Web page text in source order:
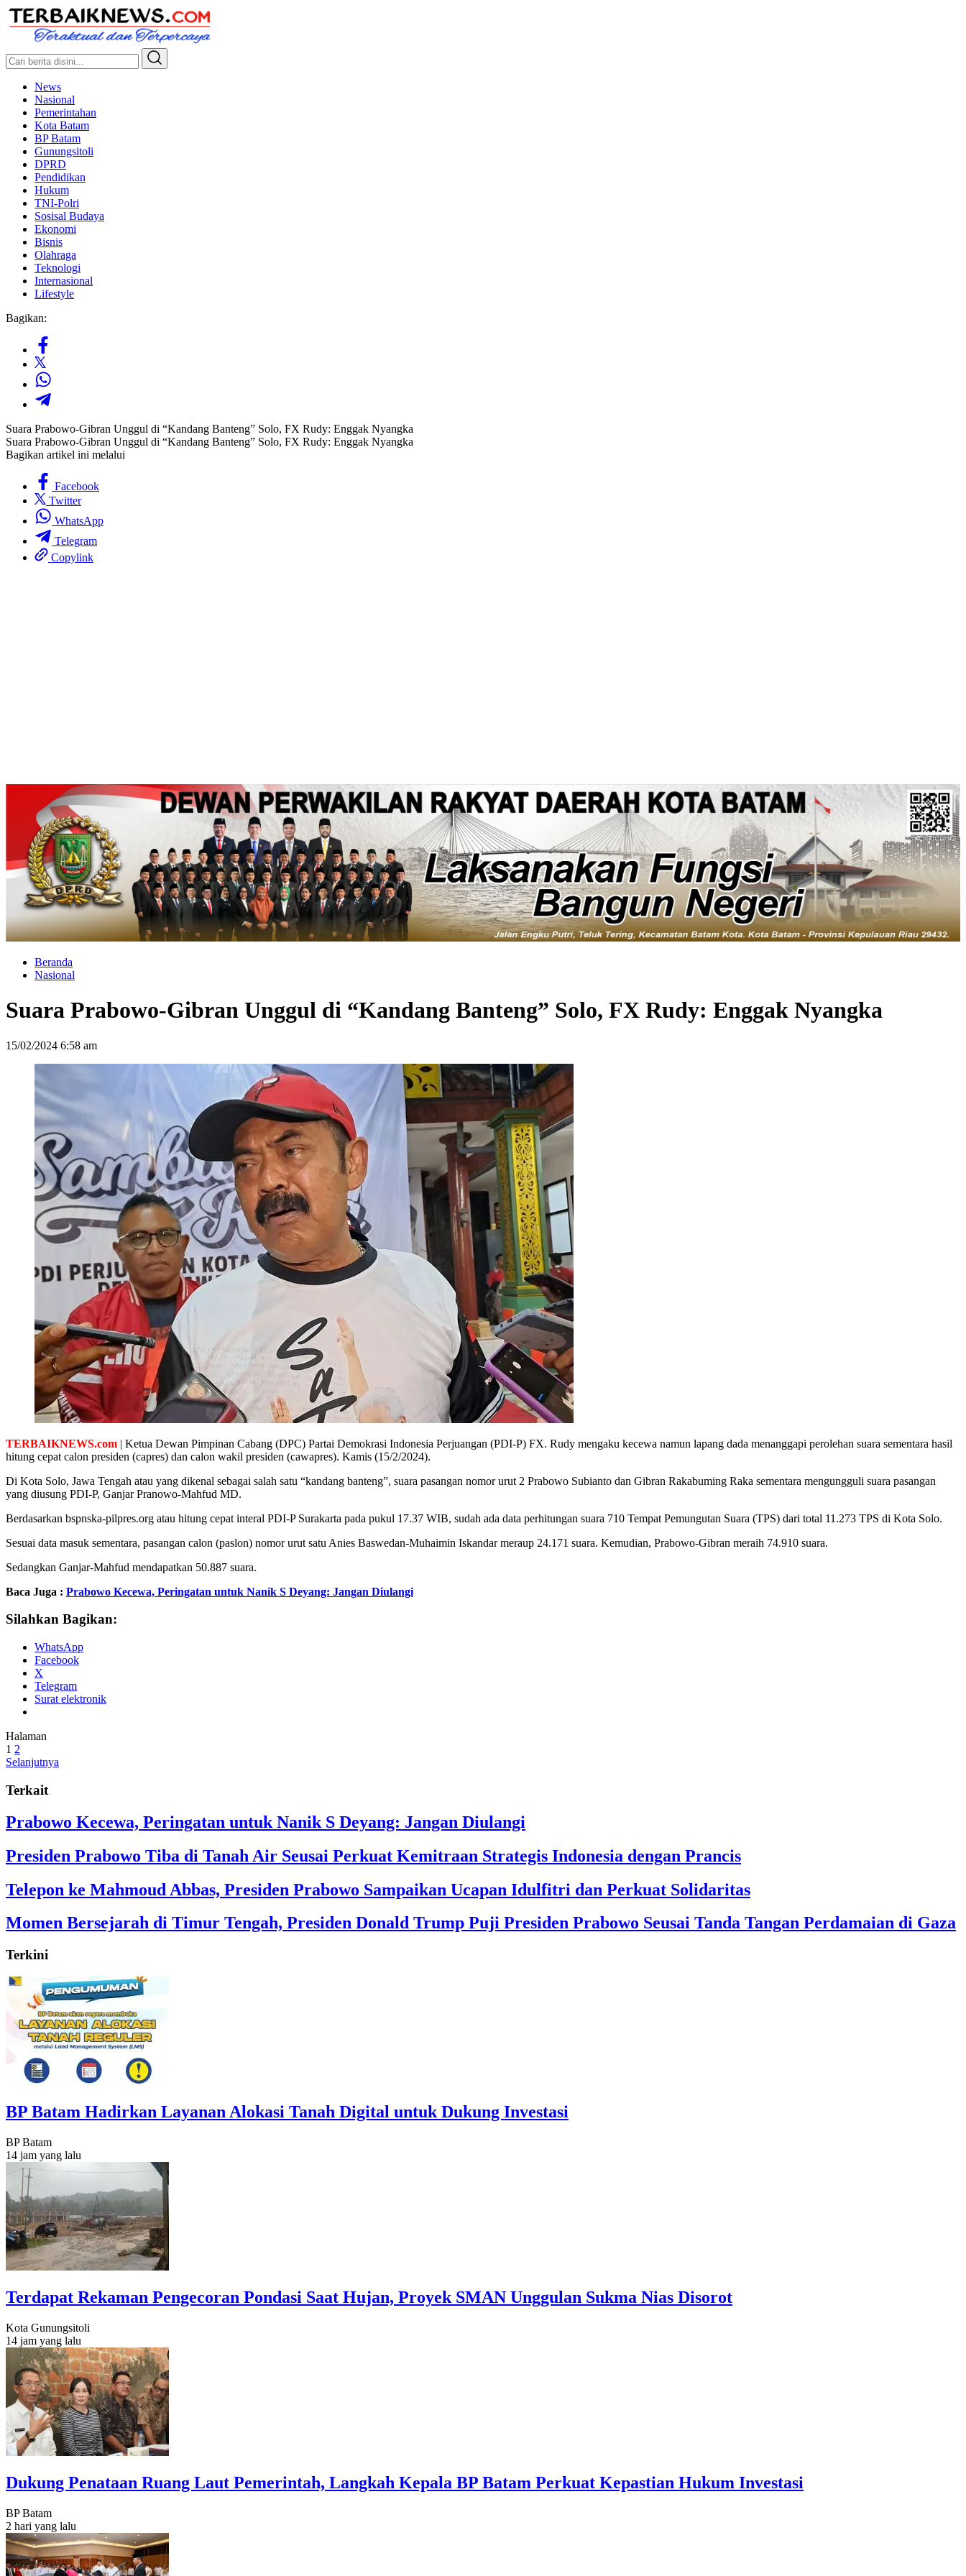
Terbaiknews
Teraktual dan Terpercaya
News
Nasional
Pemerintahan
Kota Batam
BP Batam
Gunungsitoli
DPRD
Pendidikan
Hukum
TNI-Polri
Sosisal Budaya
Ekonomi
Bisnis
Olahraga
Teknologi
Internasional
Lifestyle
Bagikan:
Suara Prabowo-Gibran Unggul di “Kandang Banteng” Solo, FX Rudy: Enggak Nyangka
Suara Prabowo-Gibran Unggul di “Kandang Banteng” Solo, FX Rudy: Enggak Nyangka
Bagikan artikel ini melalui
Facebook
Twitter
WhatsApp
Telegram
Copylink
Beranda
Nasional
Suara Prabowo-Gibran Unggul di “Kandang Banteng” Solo, FX Rudy: Enggak Nyangka
15/02/2024 6:58 am
TERBAIKNEWS.com | Ketua Dewan Pimpinan Cabang (DPC) Partai Demokrasi Indonesia Perjuangan (PDI-P) FX. Rudy mengaku kecewa namun lapang dada menanggapi perolehan suara sementara hasil
hitung cepat calon presiden (capres) dan calon wakil presiden (cawapres). Kamis (15/2/2024).
Di Kota Solo, Jawa Tengah atau yang dikenal sebagai salah satu “kandang banteng”, suara pasangan nomor urut 2 Prabowo Subianto dan Gibran Rakabuming Raka sementara mengungguli suara pasangan
yang diusung PDI-P, Ganjar Pranowo-Mahfud MD.
Berdasarkan bspnska-pilpres.org atau hitung cepat interal PDI-P Surakarta pada pukul 17.37 WIB, sudah ada data perhitungan suara 710 Tempat Pemungutan Suara (TPS) dari total 11.273 TPS di Kota Solo.
Sesuai data masuk sementara, pasangan calon (paslon) nomor urut satu Anies Baswedan-Muhaimin Iskandar meraup 24.171 suara. Kemudian, Prabowo-Gibran meraih 74.910 suara.
Sedangkan Ganjar-Mahfud mendapatkan 50.887 suara.
Baca Juga : Prabowo Kecewa, Peringatan untuk Nanik S Deyang: Jangan Diulangi
Silahkan Bagikan:
WhatsApp
Facebook
X
Telegram
Surat elektronik
Halaman
1 2
Selanjutnya
Terkait
Prabowo Kecewa, Peringatan untuk Nanik S Deyang: Jangan Diulangi
Presiden Prabowo Tiba di Tanah Air Seusai Perkuat Kemitraan Strategis Indonesia dengan Prancis
Telepon ke Mahmoud Abbas, Presiden Prabowo Sampaikan Ucapan Idulfitri dan Perkuat Solidaritas
Momen Bersejarah di Timur Tengah, Presiden Donald Trump Puji Presiden Prabowo Seusai Tanda Tangan Perdamaian di Gaza
Terkini
BP Batam Hadirkan Layanan Alokasi Tanah Digital untuk Dukung Investasi
BP Batam
14 jam yang lalu
Terdapat Rekaman Pengecoran Pondasi Saat Hujan, Proyek SMAN Unggulan Sukma Nias Disorot
Kota Gunungsitoli
14 jam yang lalu
Dukung Penataan Ruang Laut Pemerintah, Langkah Kepala BP Batam Perkuat Kepastian Hukum Investasi
BP Batam
2 hari yang lalu